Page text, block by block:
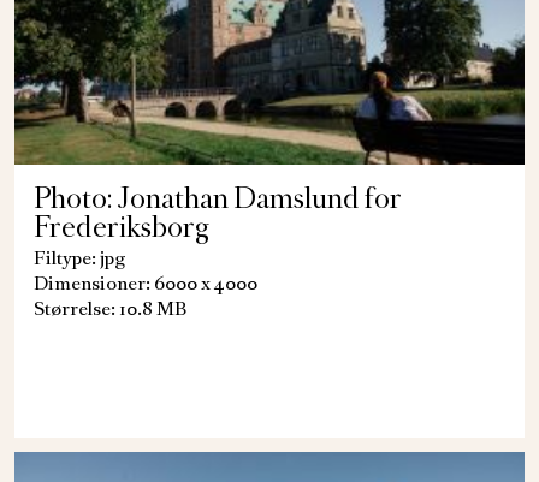
Photo: Jonathan Damslund for
Frederiksborg
Filtype: jpg
Dimensioner: 6000 x 4000
Størrelse: 10.8 MB